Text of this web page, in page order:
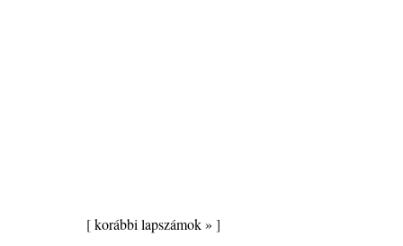
[korábbi lapszámok » ]